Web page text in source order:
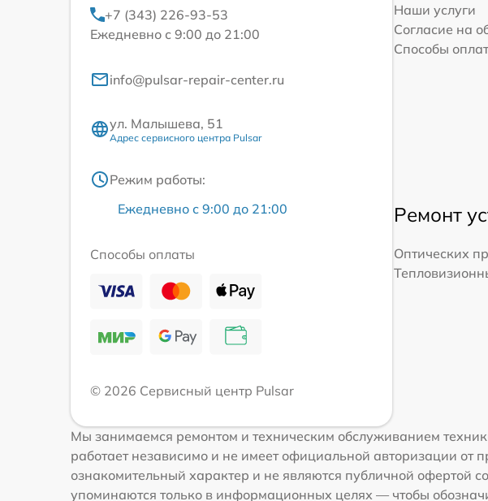
+7 (343) 226-93-53
Ежедневно с 9:00 до 21:00
info@pulsar-repair-center.ru
ул. Малышева, 51
Адрес сервисного центра Pulsar
Режим работы:
Ежедневно с 9:00 до 21:00
Способы оплаты
© 2026 Сервисный центр Pulsar
Наши услуги
Согласие на
Способы
Ремонт
Оптических
Мы занимаемся ремонтом и техническим обслуживанием
работает независимо и не имеет официальной авторизации от
ознакомительный характер и не являются публичной офертой
упоминаются только в информационных целях — чтобы